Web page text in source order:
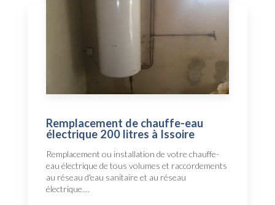
Remplacement de chauffe-eau
électrique 200 litres à Issoire
Remplacement ou installation de votre chauffe-
eau électrique de tous volumes et raccordements
au réseau d'eau sanitaire et au réseau
électrique....